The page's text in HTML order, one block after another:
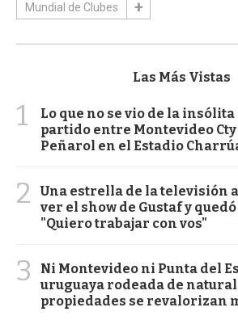
Mundial de Clubes
Las Más Vistas
1
Lo que no se vio de la
partido entre Montevideo Cty
Peñarol en el Estadio
2
Una estrella de la televisión
ver el show de Gustaf y
"Quiero trabajar con vos"
3
Ni Montevideo ni Punta del
uruguaya rodeada de
propiedades se revalorizan